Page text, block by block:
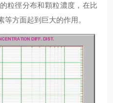
粒徑分布和顆粒濃度，在比
方面起到巨大的作用。